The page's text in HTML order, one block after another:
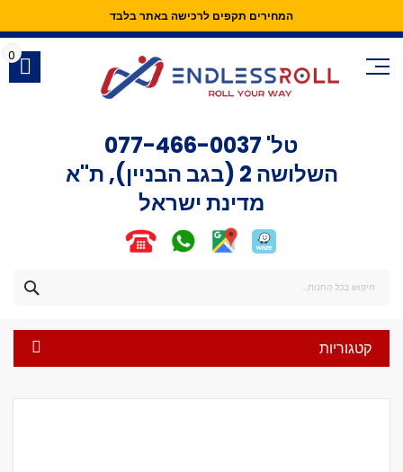
המחירים תקפים לרכישה באתר בלבד
Skip
Content
טל' 077-466-0037
השלושה 2 (בגב הבניין), ת"א
מדינת ישראל
0
קטגוריות